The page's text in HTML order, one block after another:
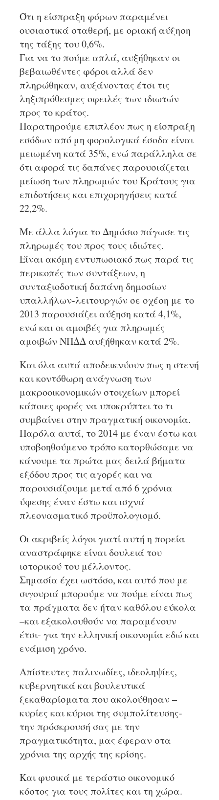
Ότι η είσπραξη φόρων παραμένει
ουσιαστικά σταθερή, με οριακή αύξηση
της τάξης του 0,6%.
Για να το πούμε απλά, αυξήθηκαν οι
βεβαιωθέντες φόροι αλλά δεν
πληρώθηκαν, αυξάνοντας έτσι τις
ληξιπρόθεσμες οφειλές των ιδιωτών
προς το κράτος.
Παρατηρούμε επιπλέον πως η είσπραξη
εσόδων από μη φορολογικά έσοδα είναι
μειωμένη κατά 35%, ενώ παράλληλα σε
ότι αφορά τις δαπάνες παρουσιάζεται
μείωση των πληρωμών του Κράτους για
επιδοτήσεις και επιχορηγήσεις κατά
22,2%.
Με άλλα λόγια το Δημόσιο πάγωσε τις
πληρωμές του προς τους ιδιώτες.
Είναι ακόμη εντυπωσιακό πως παρά τις
περικοπές των συντάξεων, η
συνταξιοδοτική δαπάνη δημοσίων
υπαλλήλων-λειτουργών σε σχέση με το
2013 παρουσιάζει αύξηση κατά 4,1%,
ενώ και οι αμοιβές για πληρωμές
αμοιβών ΝΠΔΔ αυξήθηκαν κατά 2%.
Και όλα αυτά αποδεικνύουν πως η στενή
και κοντόθωρη ανάγνωση των
μακροοικονομικών στοιχείων μπορεί
κάποιες φορές να υποκρύπτει το τι
συμβαίνει στην πραγματική οικονομία.
Παρόλα αυτά, το 2014 με έναν έστω και
υποβοηθούμενο τρόπο κατορθώσαμε να
κάνουμε τα πρώτα μας δειλά βήματα
εξόδου προς τις αγορές και να
παρουσιάζουμε μετά από 6 χρόνια
ύφεσης έναν έστω και ισχνά
πλεονασματικό προϋπολογισμό.
Οι ακριβείς λόγοι γιατί αυτή η πορεία
αναστράφηκε είναι δουλειά του
ιστορικού του μέλλοντος.
Σημασία έχει ωστόσο, και αυτό που με
σιγουριά μπορούμε να πούμε είναι πως
τα πράγματα δεν ήταν καθόλου εύκολα
–και εξακολουθούν να παραμένουν
έτσι- για την ελληνική οικονομία εδώ και
ενάμιση χρόνο.
Απίστευτες παλινωδίες, ιδεοληψίες,
κυβερνητικά και βουλευτικά
ξεκαθαρίσματα που ακολούθησαν –
κυρίες και κύριοι της συμπολίτευσης-
την πρόσκρουσή σας με την
πραγματικότητα, μας έφεραν στα
χρόνια της αρχής της κρίσης.
Και φυσικά με τεράστιο οικονομικό
κόστος για τους πολίτες και τη χώρα.